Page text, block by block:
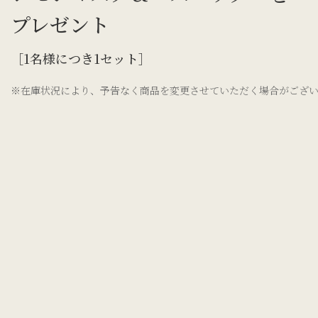
プレゼント
［1名様につき1セット］
※在庫状況により、予告なく商品を変更させていただく場合がござ